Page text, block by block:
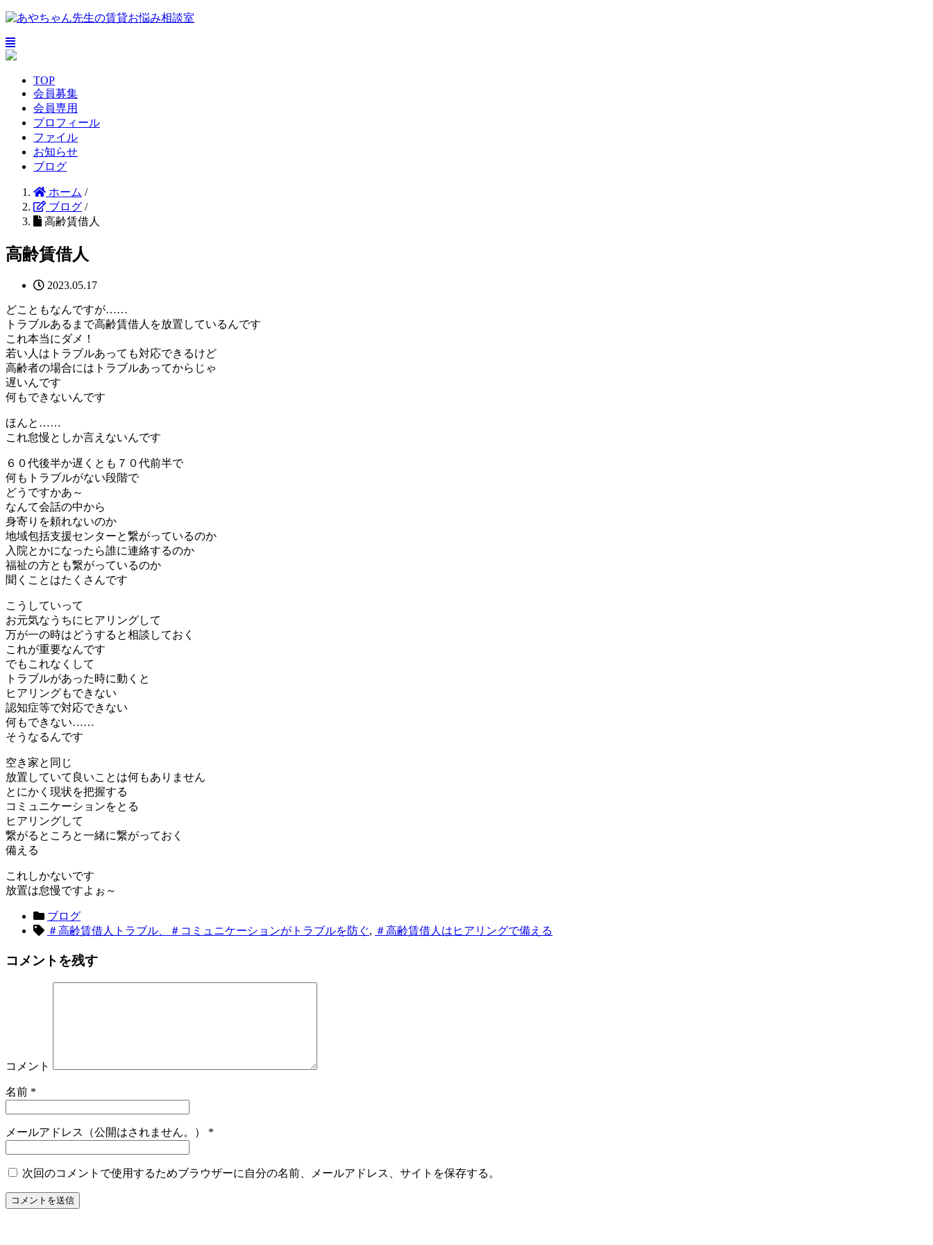
TOP
会員募集
会員専用
プロフィール
ファイル
お知らせ
ブログ
ホーム /
ブログ /
高齢賃借人
高齢賃借人
2023.05.17
どこともなんですが……
トラブルあるまで高齢賃借人を放置しているんです
これ本当にダメ！
若い人はトラブルあっても対応できるけど
高齢者の場合にはトラブルあってからじゃ
遅いんです
何もできないんです
ほんと……
これ怠慢としか言えないんです
６０代後半か遅くとも７０代前半で
何もトラブルがない段階で
どうですかあ～
なんて会話の中から
身寄りを頼れないのか
地域包括支援センターと繋がっているのか
入院とかになったら誰に連絡するのか
福祉の方とも繋がっているのか
聞くことはたくさんです
こうしていって
お元気なうちにヒアリングして
万が一の時はどうすると相談しておく
これが重要なんです
でもこれなくして
トラブルがあった時に動くと
ヒアリングもできない
認知症等で対応できない
何もできない……
そうなるんです
空き家と同じ
放置していて良いことは何もありません
とにかく現状を把握する
コミュニケーションをとる
ヒアリングして
繋がるところと一緒に繋がっておく
備える
これしかないです
放置は怠慢ですよぉ～
ブログ
＃高齢賃借人トラブル、＃コミュニケーションがトラブルを防ぐ, ＃高齢賃借人はヒアリングで備える
コメントを残す
コメント
名前 *
メールアドレス（公開はされません。） *
次回のコメントで使用するためブラウザーに自分の名前、メールアドレス、サイトを保存する。